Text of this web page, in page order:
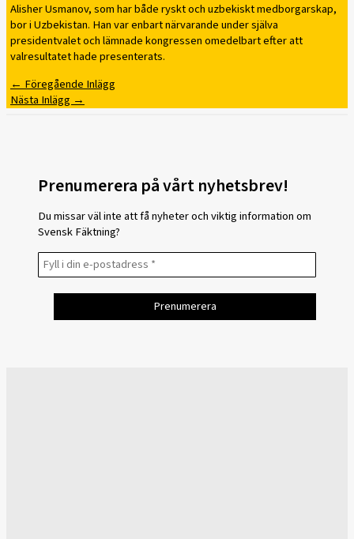
Alisher Usmanov, som har både ryskt och uzbekiskt medborgarskap,
bor i Uzbekistan. Han var enbart närvarande under själva
presidentvalet och lämnade kongressen omedelbart efter att
valresultatet hade presenterats.
← Föregående Inlägg
Nästa Inlägg →
Prenumerera på vårt nyhetsbrev!
Du missar väl inte att få nyheter och viktig information om
Svensk Fäktning?